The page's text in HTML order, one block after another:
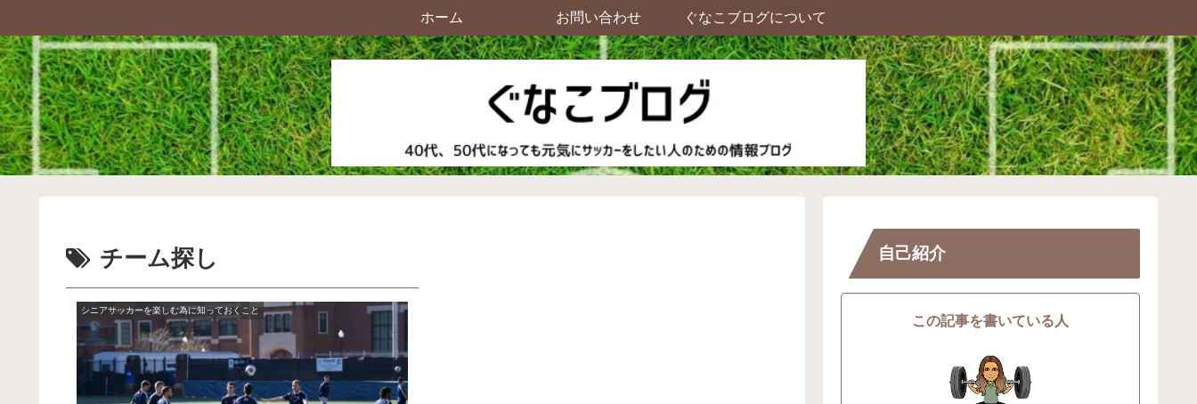
ホーム お問い合わせ ぐなこブログについて
チーム探し
シニアサッカーを楽しむ為に知っておくこと
自己紹介
この記事を書いている人